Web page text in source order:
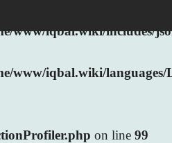
www/iqbal.wiki/includes/
www/iqbal.wiki/languages/
on line 99